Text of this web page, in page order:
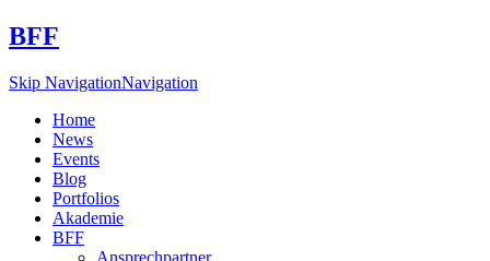
BFF
Skip NavigationNavigation
Home
News
Events
Blog
Portfolios
Akademie
BFF
Ansprechpartner